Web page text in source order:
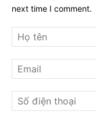
next time I comment.